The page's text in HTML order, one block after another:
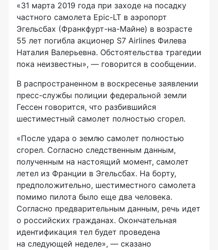
«31 марта 2019 года при заходе на посадку
частного самолета Epic-LT в аэропорт
Эгельсбах (Франкфурт-на-Майне) в возрасте
55 лет погибла акционер S7 Airlines Филева
Наталия Валерьевна. Обстоятельства трагедии
пока неизвестны», — говорится в сообщении.
В распространенном в воскресенье заявлении
пресс-службы полиции федеральной земли
Гессен говорится, что разбившийся
шестиместный самолет полностью сгорел.
«После удара о землю самолет полностью
сгорел. Согласно следственным данным,
полученным на настоящий момент, самолет
летел из Франции в Эгельсбах. На борту,
предположительно, шестиместного самолета
помимо пилота было еще два человека.
Согласно предварительным данным, речь идет
о российских гражданах. Окончательная
идентификация тел будет проведена
на следующей неделе», — сказано